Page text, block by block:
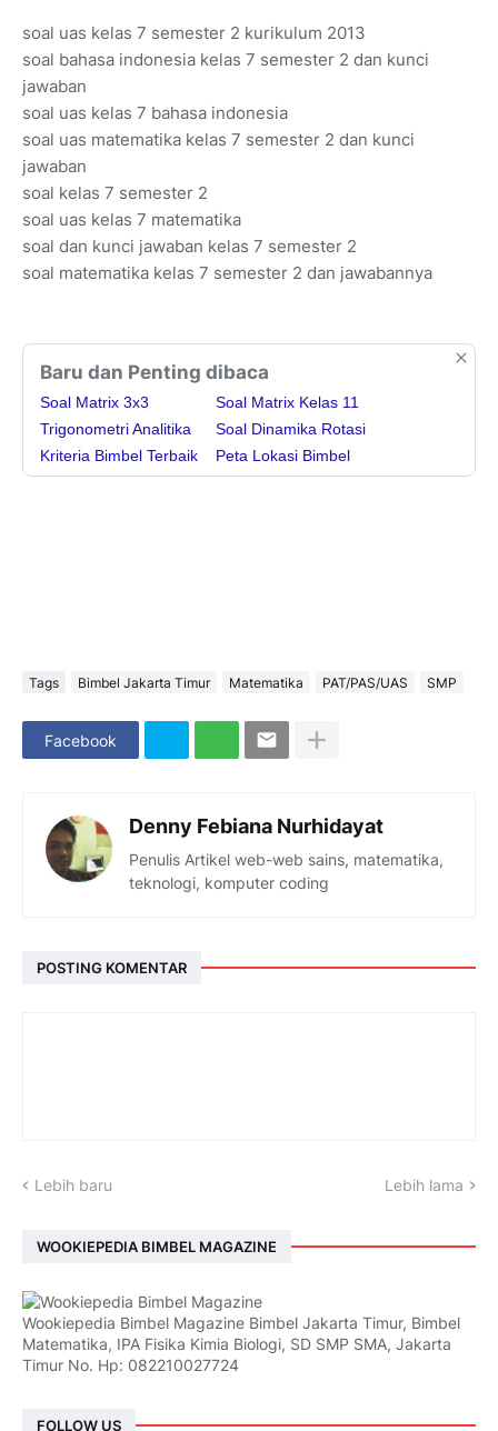
soal uas kelas 7 semester 2 kurikulum 2013
soal bahasa indonesia kelas 7 semester 2 dan kunci
jawaban
soal uas kelas 7 bahasa indonesia
soal uas matematika kelas 7 semester 2 dan kunci
jawaban
soal kelas 7 semester 2
soal uas kelas 7 matematika
soal dan kunci jawaban kelas 7 semester 2
soal matematika kelas 7 semester 2 dan jawabannya
Baru dan Penting dibaca
Soal Matrix 3x3
Trigonometri Analitika
Kriteria Bimbel Terbaik
Soal Matrix Kelas 11
Soal Dinamika Rotasi
Peta Lokasi Bimbel
Tags Bimbel Jakarta Timur Matematika PAT/PAS/UAS SMP
Facebook
Denny Febiana Nurhidayat
Penulis Artikel web-web sains, matematika,
teknologi, komputer coding
POSTING KOMENTAR
Lebih baru Lebih lama
WOOKIEPEDIA BIMBEL MAGAZINE
Wookiepedia Bimbel Magazine Bimbel Jakarta Timur, Bimbel
Matematika, IPA Fisika Kimia Biologi, SD SMP SMA, Jakarta
Timur No. Hp: 082210027724
FOLLOW US